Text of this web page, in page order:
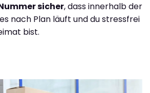
sicher, dass innerhalb der
nach Plan läuft und du stressfrei
bist.